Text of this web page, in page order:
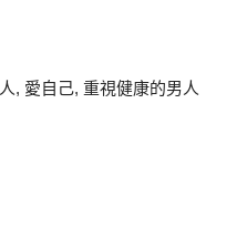
, 愛自己, 重視健康的男人